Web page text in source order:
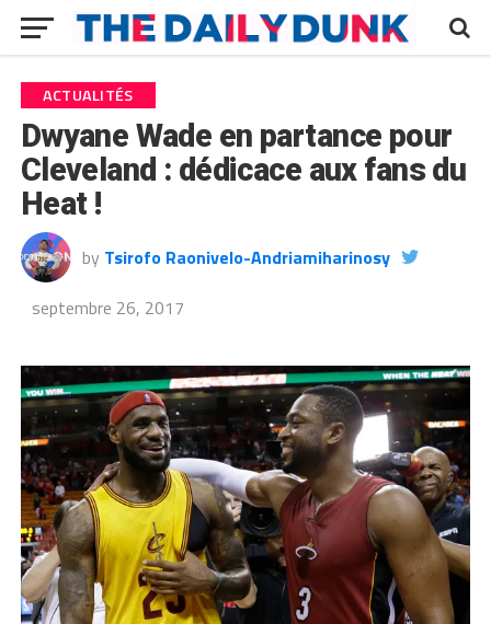
ACTUALITÉS
Dwyane Wade en partance pour
Cleveland : dédicace aux fans du
Heat !
by Tsirofo Raonivelo-Andriamiharinosy
septembre 26, 2017